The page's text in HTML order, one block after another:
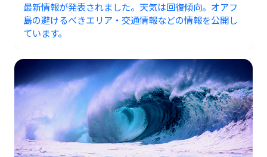
最新情報が発表されました。天気は回復傾向。オアフ
島の避けるべきエリア・交通情報などの情報を公開し
ています。